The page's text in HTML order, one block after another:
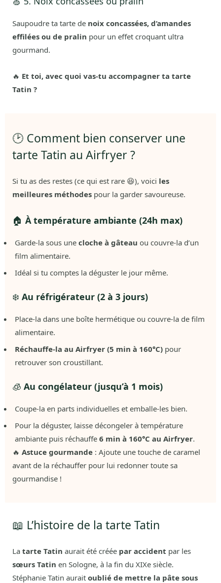
Saupoudre ta tarte de noix concassées, d’amandes
effilées ou de pralin pour un effet croquant ultra
gourmand.
🔥 Et toi, avec quoi vas-tu accompagner ta tarte
Tatin ?
🕑 Comment bien conserver une
tarte Tatin au Airfryer ?
Si tu as des restes (ce qui est rare 😆), voici les
meilleures méthodes pour la garder savoureuse.
🏠 À température ambiante (24h max)
Garde-la sous une cloche à gâteau ou couvre-la d’un
film alimentaire.
Idéal si tu comptes la déguster le jour même.
❄️ Au réfrigérateur (2 à 3 jours)
Place-la dans une boîte hermétique ou couvre-la de film
alimentaire.
Réchauffe-la au Airfryer (5 min à 160°C) pour
retrouver son croustillant.
🧊 Au congélateur (jusqu’à 1 mois)
Coupe-la en parts individuelles et emballe-les bien.
Pour la déguster, laisse décongeler à température
ambiante puis réchauffe 6 min à 160°C au Airfryer.
🔥 Astuce gourmande : Ajoute une touche de caramel
avant de la réchauffer pour lui redonner toute sa
gourmandise !
📖 L’histoire de la tarte Tatin
La tarte Tatin aurait été créée par accident par les
sœurs Tatin en Sologne, à la fin du XIXe siècle.
Stéphanie Tatin aurait oublié de mettre la pâte sous